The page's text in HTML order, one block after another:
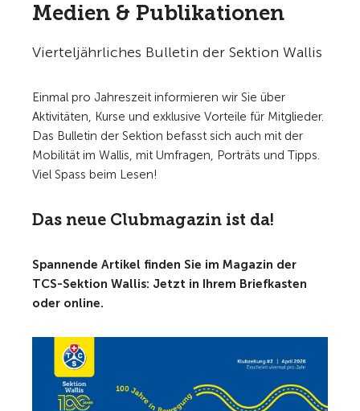
Medien & Publikationen
Vierteljährliches Bulletin der Sektion Wallis
Einmal pro Jahreszeit informieren wir Sie über
Aktivitäten, Kurse und exklusive Vorteile für Mitglieder.
Das Bulletin der Sektion befasst sich auch mit der
Mobilität im Wallis, mit Umfragen, Porträts und Tipps.
Viel Spass beim Lesen!
Das neue Clubmagazin ist da!
Spannende Artikel finden Sie im Magazin der
TCS-Sektion Wallis: Jetzt in Ihrem Briefkasten
oder online.